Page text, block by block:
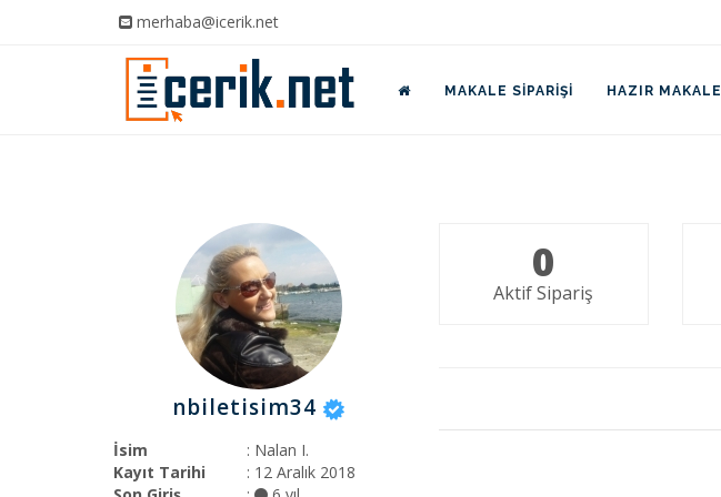
merhaba@icerik.net
MAKALE SIPARIŞI HAZIR MAKALE
nbiletisim34
İsim
: Nalan I.
Kayıt Tarihi
: 12 Aralık 2018
0
Aktif Sipariş